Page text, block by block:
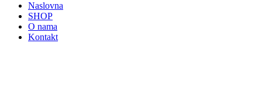
Naslovna
SHOP
O nama
Kontakt